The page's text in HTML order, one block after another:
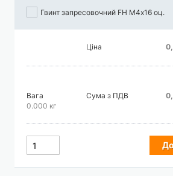
Гвинт запресовочний FH М4х16 оц.
Ціна
Вага
0.000 кг
Сума з ПДВ